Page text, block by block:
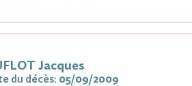
Jacques
du décès: 05/09/2009